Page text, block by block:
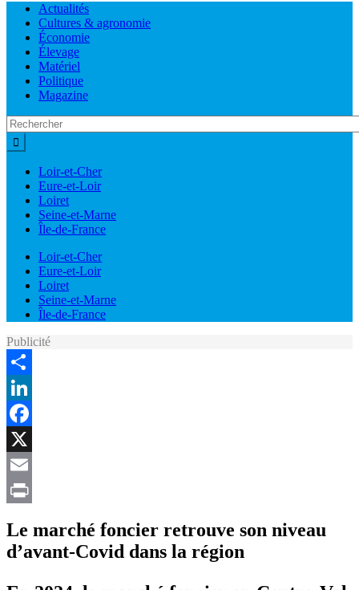
Actualités
Cultures & agronomie
Économie
Élevage
Matériel
Politique
Magazine
Loir-et-Cher
Eure-et-Loir
Loiret
Seine-et-Marne
Île-de-France
Loir-et-Cher
Eure-et-Loir
Loiret
Seine-et-Marne
Île-de-France
Publicité
Share
LinkedIn
Facebook
X
Email
Le marché foncier retrouve son niveau
d’avant-Covid dans la région